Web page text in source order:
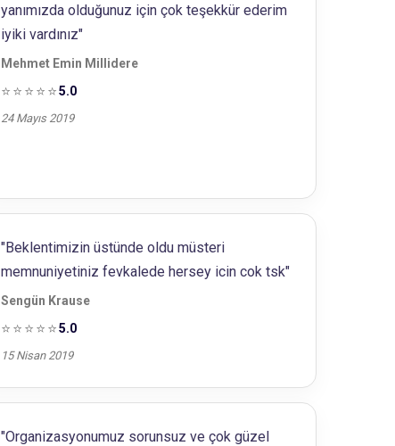
yanımızda olduğunuz için çok teşekkür ederim
iyiki vardınız"
Mehmet Emin Millidere
⭐⭐⭐⭐⭐5.0
24 Mayıs 2019
"Beklentimizin üstünde oldu müsteri
memnuniyetiniz fevkalede hersey icin cok tsk"
Sengün Krause
⭐⭐⭐⭐⭐5.0
15 Nisan 2019
"Organizasyonumuz sorunsuz ve çok güzel